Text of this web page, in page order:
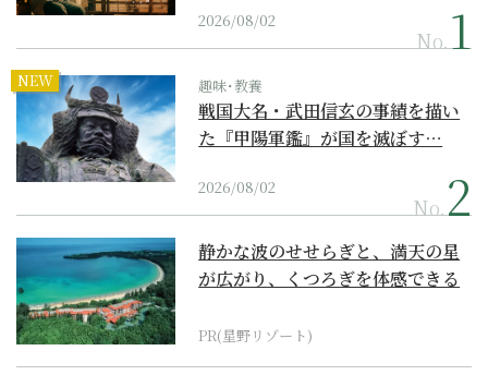
2026/08/02
No.
NEW 趣味･教養
戦国大名・武田信玄の事績を描い
た『甲陽軍鑑』が国を滅ぼす…
2026/08/02
No.
静かな波のせせらぎと、満天の星
が広がり、くつろぎを体感できる
PR(星野リゾート)